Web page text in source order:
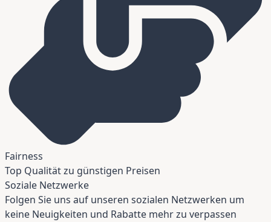
Fairness
Top Qualität zu günstigen Preisen
Soziale Netzwerke
Folgen Sie uns auf unseren sozialen Netzwerken um
keine Neuigkeiten und Rabatte mehr zu verpassen